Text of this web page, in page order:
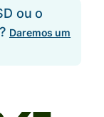
ou o
Daremos um